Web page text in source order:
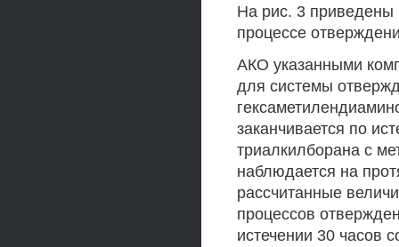
На рис. 3 приведены
процессе
АКО указанными
для системы
заканчивается по
триалкилборана с
наблюдается на
рассчитанные
процессов
истечении 30 часов